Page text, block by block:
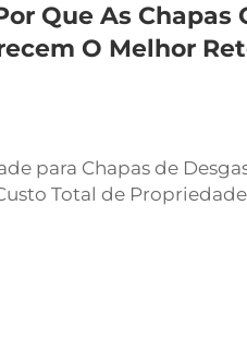
Que As Chapas
O Melhor
para Chapas de
Total de
total de propriedade
pessoas esquece que